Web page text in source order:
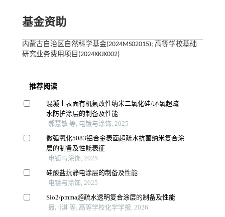
基金资助
内蒙古自治区自然科学基金(2024MS02015); 高等学校基础
研究业务费用项目(2024XKJX002)